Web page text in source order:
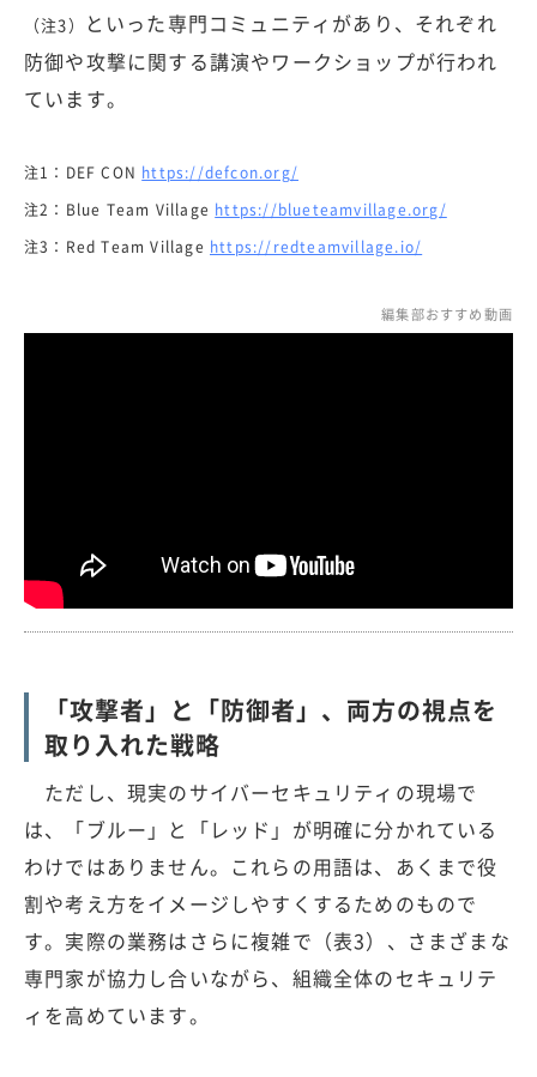
（注3）
といった専門コミュニティがあり、それぞれ
防御や攻撃に関する講演やワークショップが行われ
ています。
注1：DEF CON https://defcon.org/
注2：Blue Team Village https://blueteamvillage.org/
注3：Red Team Village https://redteamvillage.io/
編集部おすすめ動画
「攻撃者」と「防御者」、両方の視点を
取り入れた戦略
ただし、現実のサイバーセキュリティの現場で
は、「ブルー」と「レッド」が明確に分かれている
わけではありません。これらの用語は、あくまで役
割や考え方をイメージしやすくするためのもので
す。実際の業務はさらに複雑で（表3）、さまざまな
専門家が協力し合いながら、組織全体のセキュリテ
ィを高めています。